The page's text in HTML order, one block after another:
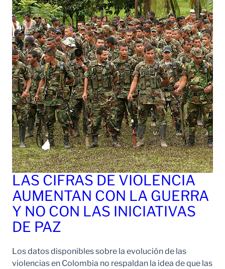
LAS CIFRAS DE VIOLENCIA
AUMENTAN CON LA GUERRA
Y NO CON LAS INICIATIVAS
DE PAZ
Los datos disponibles sobre la evolución de las
violencias en Colombia no respaldan la idea de que las